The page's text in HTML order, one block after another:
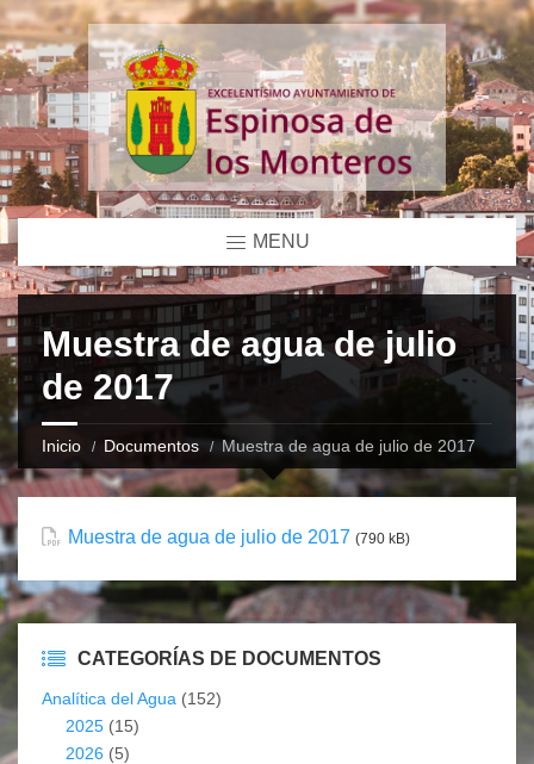
MENU
Muestra de agua de julio
de 2017
Inicio Documentos Muestra de agua de julio de 2017
Muestra de agua de julio de 2017 (790 kB)
CATEGORÍAS DE DOCUMENTOS
Analítica del Agua (152)
2025 (15)
2026 (5)